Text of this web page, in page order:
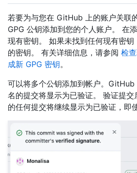
若要为与您在 GitHub 上的账户关联
GPG 公钥添加到您的个人账户。 在
现有密钥。 如果未找到任何现有密
的密钥。 有关详细信息，请参阅 检
成新 GPG 密钥。
可以将多个公钥添加到帐户。
名的提交将显示为已验证。 验证提交
的任何提交将继续显示为已验证，即